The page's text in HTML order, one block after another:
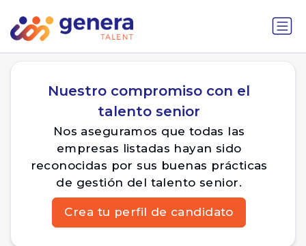
Nuestro compromiso con el
talento senior
Nos aseguramos que todas las
empresas listadas hayan sido
reconocidas por sus buenas prácticas
de gestión del talento senior.
Crea tu perfil de candidato